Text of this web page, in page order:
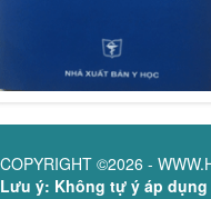
COPYRIGHT ©2026 -
Lưu ý: Không tự ý áp